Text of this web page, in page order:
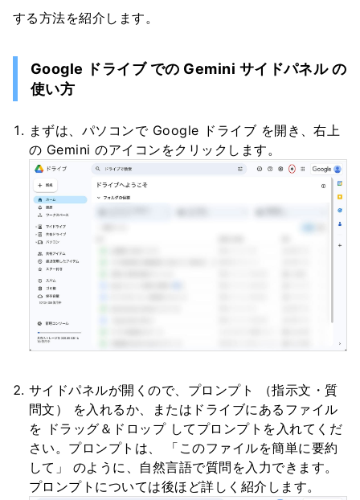
する方法を紹介します。
Google ドライブ での Gemini サイドパネル の
使い方
まずは、パソコンで Google ドライブ を開き、右上
の Gemini のアイコンをクリックします。
サイドパネルが開くので、プロンプト （指示文・質
問文） を入れるか、またはドライブにあるファイル
を ドラッグ＆ドロップ してプロンプトを入れてくだ
さい。プロンプトは、 「このファイルを簡単に要約
して」 のように、自然言語で質問を入力できます。
プロンプトについては後ほど詳しく紹介します。